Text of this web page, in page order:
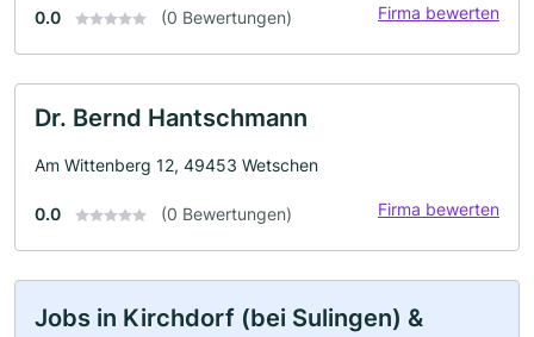
0.0 (0 Bewertungen) Firma bewerten
Dr. Bernd Hantschmann
Am Wittenberg 12, 49453 Wetschen
0.0 (0 Bewertungen) Firma bewerten
Jobs in Kirchdorf (bei Sulingen) &